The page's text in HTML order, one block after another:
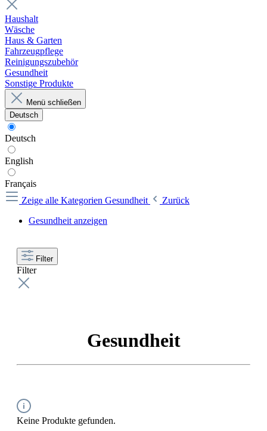
Haushalt
Wäsche
Haus & Garten
Fahrzeugpflege
Reinigungszubehör
Gesundheit
Sonstige Produkte
Menü schließen
Deutsch
Deutsch
English
Français
Zeige alle Kategorien Gesundheit
Zurück
Gesundheit anzeigen
Filter
Filter
Gesundheit
Keine Produkte gefunden.